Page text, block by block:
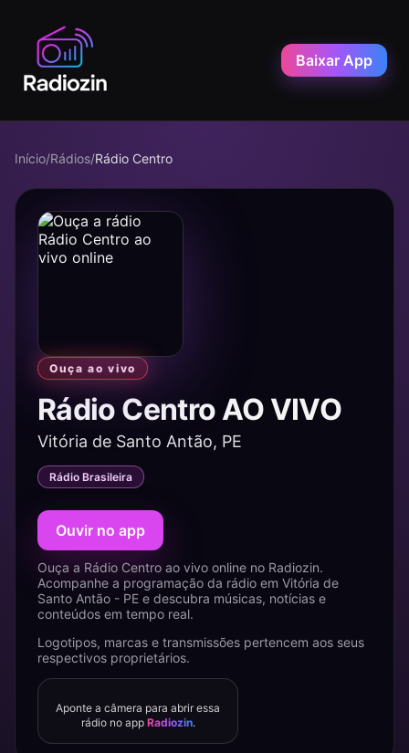
Baixar App
Início/Rádios/Rádio Centro
Ouça ao vivo
Rádio Centro AO VIVO
Vitória de Santo Antão, PE
Rádio Brasileira
Ouvir no app
Ouça a Rádio Centro ao vivo online no Radiozin.
Acompanhe a programação da rádio em Vitória de
Santo Antão - PE e descubra músicas, notícias e
conteúdos em tempo real.
Logotipos, marcas e transmissões pertencem aos seus
respectivos proprietários.
Aponte a câmera para abrir essa
rádio no app Radiozin.